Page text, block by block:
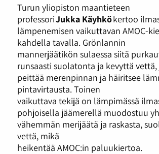
Turun yliopiston maantieteen
professoriJukka Käyhkökertoo
lämpenemisen vaikuttavan AMOC-
kahdella tavalla. Grönlannin
mannerjäätikön sulaessa siitä
runsaasti suolatonta ja kevyttä vettä,
peittää merenpinnan ja häiritsee
pintavirtausta. Toinen
vaikuttava tekijä on lämpimässä
pohjoisella jäämerellä muodostuu
vähemmän merijäätä ja raskasta,
vettä, mikä
heikentää AMOC:in paluukiertoa.